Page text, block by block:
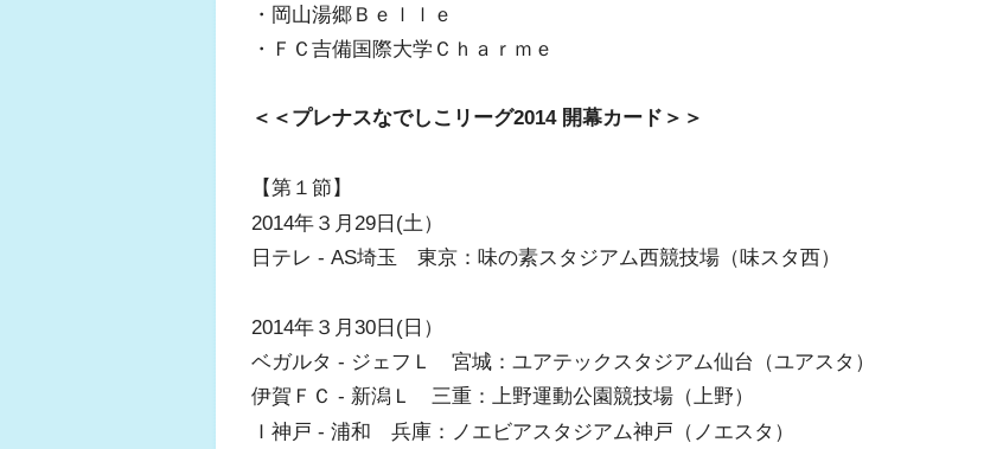
・岡山湯郷Ｂｅｌｌｅ
・ＦＣ吉備国際大学Ｃｈａｒｍｅ
＜＜プレナスなでしこリーグ2014 開幕カード＞＞
【第１節】
2014年３月29日(土）
日テレ - AS埼玉 東京：味の素スタジアム西競技場（味スタ西）
2014年３月30日(日）
ベガルタ - ジェフＬ 宮城：ユアテックスタジアム仙台（ユアスタ）
伊賀ＦＣ - 新潟Ｌ 三重：上野運動公園競技場（上野）
Ｉ神戸 - 浦和 兵庫：ノエビアスタジアム神戸（ノエスタ）